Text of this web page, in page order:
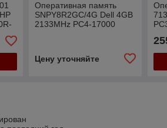
Оперативная память
SNPY8R2GC/4G Dell 4GB
2133MHz PC4-17000
Цену уточняйте